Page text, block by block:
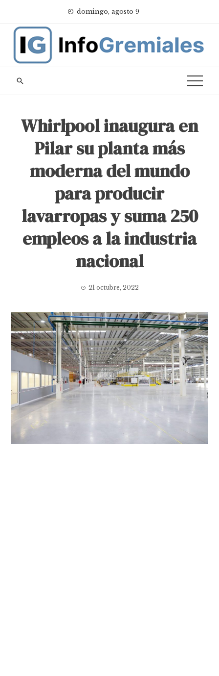
content
domingo, agosto 9
Whirlpool inaugura en
Pilar su planta más
moderna del mundo
para producir
lavarropas y suma 250
empleos a la industria
nacional
21 octubre, 2022